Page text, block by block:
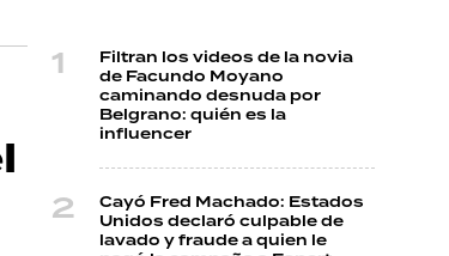
Filtran los videos de la novia
de Facundo Moyano
caminando desnuda por
Belgrano: quién es la
influencer
Cayó Fred Machado: Estados
Unidos declaró culpable de
lavado y fraude a quien le